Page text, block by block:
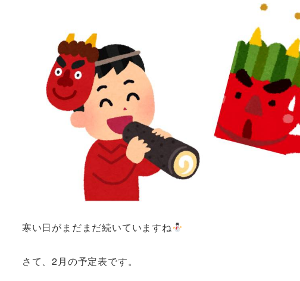
寒い日がまだまだ続いていますね
さて、2月の予定表です。